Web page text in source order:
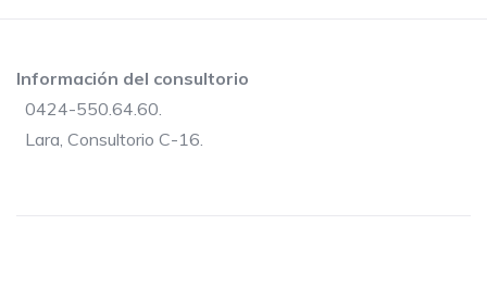
Información del consultorio
0424-550.64.60.
Lara, Consultorio C-16.